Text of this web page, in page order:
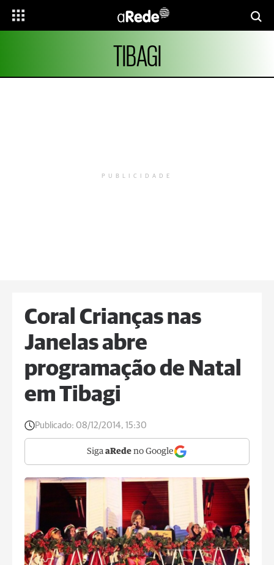
TIBAGI
PUBLICIDADE
Coral Crianças nas
Janelas abre
programação de Natal
em Tibagi
Publicado: 08/12/2014, 15:30
Siga aRede no Google